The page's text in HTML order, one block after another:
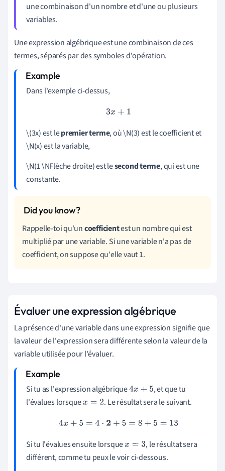
une combinaison d'un nombre et d'une ou plusieurs
variables.
Une expression algébrique est une combinaison de ces
termes, séparés par des symboles d'opération.
Dans l'exemple ci-dessus,
3x+1
\(3x) est lepremier terme, où \N(3) est le coefficient et
\N(x) est la variable,
\N(1 \NFlèche droite) est lesecond terme, qui est une
constante.
Rappelle-toi qu'uncoefficientest un nombre qui est
multiplié par une variable. Si une variable n'a pas de
coefficient, on suppose qu'elle vaut 1.
Évaluer une expression algébrique
La présence d'une variable dans une expression signifie que
la valeur de l'expression sera différente selon la valeur de la
variable utilisée pour l'évaluer.
Si tu as l'expression algébrique4x+ 5
, et que tu
l'évalues lorsquex= 2
. Le résultat sera le suivant.
4x +5 = 4⋅ 2+5= 8+ 5= 13
Si tu l'évalues ensuite lorsquex= 3
, le résultat sera
différent, comme tu peux le voir ci-dessous.